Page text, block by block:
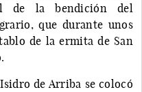
de la bendición del
que durante unos
de la ermita de San
de Arriba se colocó